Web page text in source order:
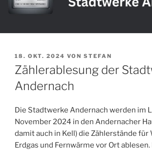
VERÖFFENTLICHT
AM
18. OKT. 2024 VON STEFAN
Zählerablesung der
Andernach
Die Stadtwerke Andernach werden im
November 2024 in den Andernacher
damit auch in Kell) die Zählerstände für
Erdgas und Fernwärme vor Ort